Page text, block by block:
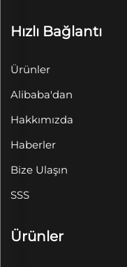
Hızlı Bağlantı
Ürünler
Alibaba'dan
Hakkımızda
Haberler
Bize Ulaşın
SSS
Ürünler